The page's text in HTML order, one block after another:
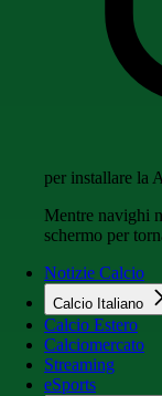
per installare la
Mentre navighi
schermo per
Notizie Calcio
Calcio Italiano
Calcio Estero
Calciomercato
Streaming
eSports